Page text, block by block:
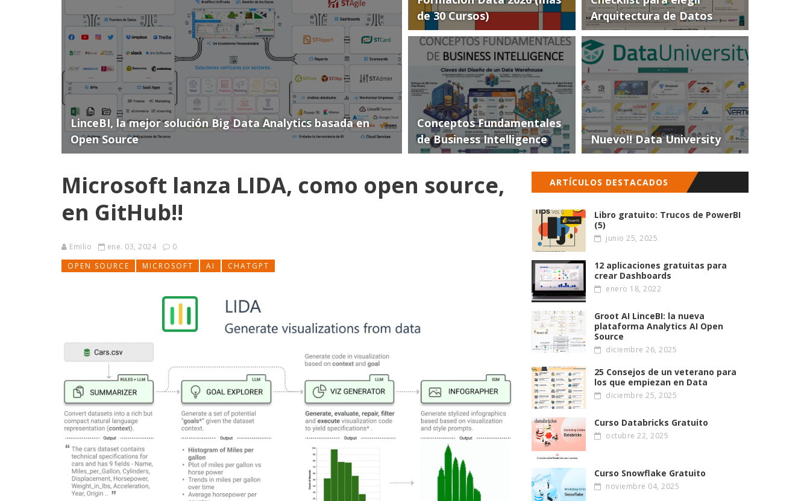
LinceBI, la mejor solución Big Data Analytics basada en
Open Source
de 30 Cursos)
Arquitectura de Datos
Conceptos Fundamentales
de Business Intelligence
Nuevo!! Data University
Microsoft lanza LIDA, como open source,
en GitHub!!
Emilio ene. 03, 2024
0
OPEN SOURCE
MICROSOFT AI CHATGPT
ARTÍCULOS DESTACADOS
Libro gratuito: Trucos de PowerBI
(5)
junio 25, 2025
12 aplicaciones gratuitas para
crear Dashboards
enero 18, 2022
Groot AI LinceBI: la nueva
plataforma Analytics AI Open
Source
diciembre 26, 2025
25 Consejos de un veterano para
los que empiezan en Data
diciembre 25, 2025
Curso Databricks Gratuito
octubre 22, 2025
Curso Snowflake Gratuito
noviembre 04, 2025